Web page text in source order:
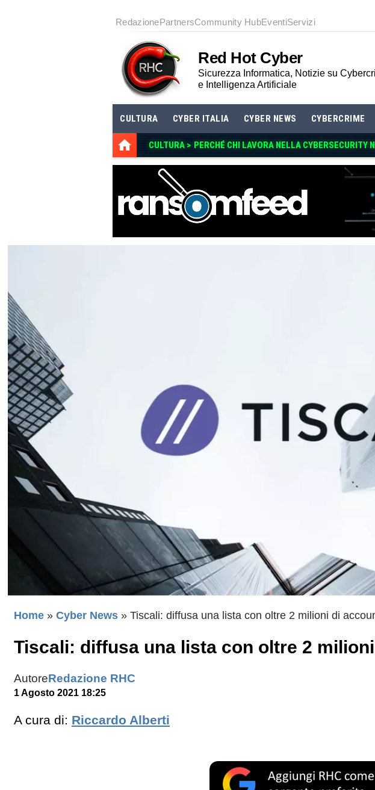
RedazionePartnersCommunity HubEventiServizi
Red Hot Cyber
Sicurezza Informatica, Notizie su
e Intelligenza Artificiale
CULTURA CYBER ITALIA CYBER NEWS CYBERCRIME
CULTURA > PERCHÉ CHI LAVORA NELLA CYBERSECURITY
Home » Cyber News » Tiscali: diffusa una lista con oltre 2 milioni di
Tiscali: diffusa una lista con oltre 2
AutoreRedazione RHC
1 Agosto 2021 18:25
A cura di: Riccardo Alberti